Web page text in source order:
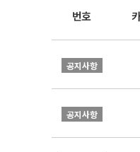
번호
공지사항
공지사항